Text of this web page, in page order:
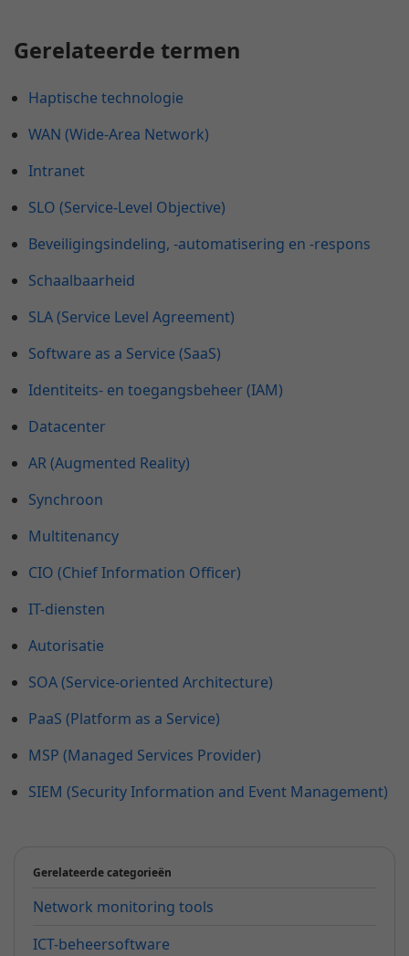
Gerelateerde termen
Haptische technologie
WAN (Wide-Area Network)
Intranet
SLO (Service-Level Objective)
Beveiligingsindeling, -automatisering en -respons
Schaalbaarheid
SLA (Service Level Agreement)
Software as a Service (SaaS)
Identiteits- en toegangsbeheer (IAM)
Datacenter
AR (Augmented Reality)
Synchroon
Multitenancy
CIO (Chief Information Officer)
IT-diensten
Autorisatie
SOA (Service-oriented Architecture)
PaaS (Platform as a Service)
MSP (Managed Services Provider)
SIEM (Security Information and Event Management)
Gerelateerde categorieën
Network monitoring tools
ICT-beheersoftware